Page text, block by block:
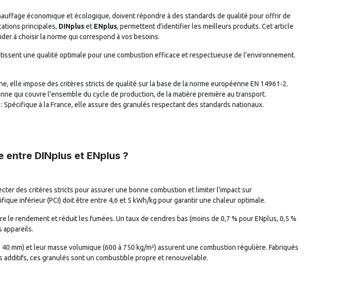
économique et écologique, doivent répondre à des standards de qualité pour offrir de
principales, DINpluset ENplus, permettent d'identifier les meilleurs produits. Cet article
à choisir la norme qui correspond à vos besoins.
une qualité optimale pour une combustion efficace et respectueuse de l'environnement.
elle impose des critères stricts de qualité sur la base de la norme européenne EN 14961-2.
qui couvre l'ensemble du cycle de production, de la matière première au transport.
: Spécifique à la France, elle assure des granulés respectant des standards nationaux.
DINplus et ENplus ?
des critères stricts pour assurer une bonne combustion et limiter l'impact sur
inférieur (PCI) doit être entre 4,6 et 5 kWh/kg pour garantir une chaleur optimale.
le rendement et réduit les fumées. Un taux de cendres bas (moins de 0,7 % pour ENplus, 0,5 %
appareils.
mm) et leur masse volumique (600 à 750 kg/m³) assurent une combustion régulière. Fabriqués
additifs, ces granulés sont un combustible propre et renouvelable.